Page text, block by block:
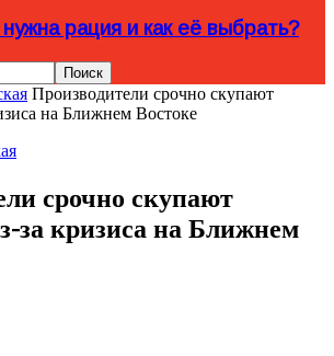
рация и как её выбрать?
Производители срочно скупают
на Ближнем Востоке
срочно скупают
за кризиса на Ближнем